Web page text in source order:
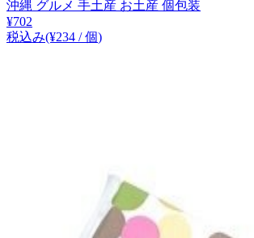
沖縄 グルメ 手土産 お土産 個包装
¥702
税込み(¥234 / 個)